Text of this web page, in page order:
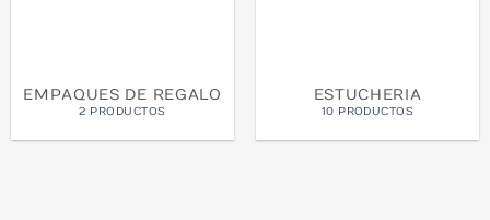
EMPAQUES DE REGALO
2 PRODUCTOS
ESTUCHERIA
10 PRODUCTOS